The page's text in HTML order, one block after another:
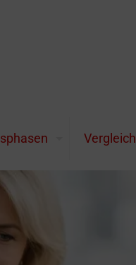
Vergleich